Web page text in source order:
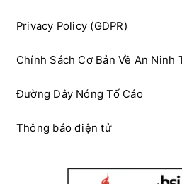
Privacy Policy (GDPR)
Chính Sách Cơ Bản Về An Ninh
Đường Dây Nóng Tố Cáo
Thông báo điện tử